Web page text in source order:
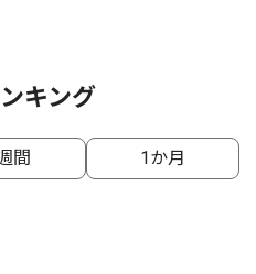
キング
間 1か月